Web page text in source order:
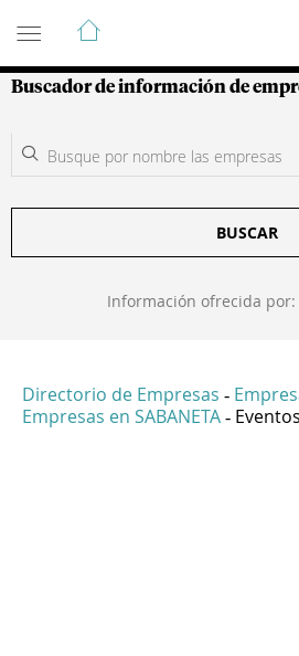
Guía de Empresas
Buscador de información de
BUSCAR
Información ofrecida por:
Directorio de Empresas -
Empresas en SABANETA -